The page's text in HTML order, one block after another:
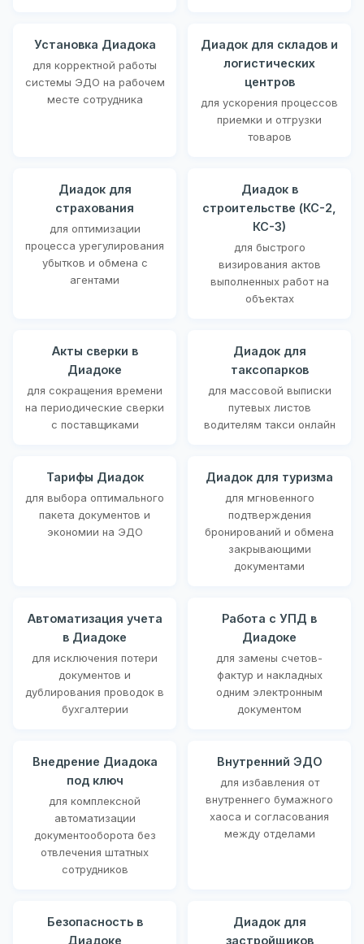
Установка Диадока
для корректной работы
системы ЭДО на рабочем
месте сотрудника
Диадок для складов и
логистических
центров
для ускорения процессов
приемки и отгрузки
товаров
Диадок для
страхования
для оптимизации
процесса урегулирования
убытков и обмена с
агентами
Диадок в
строительстве (КС-2,
КС-3)
для быстрого
визирования актов
выполненных работ на
объектах
Акты сверки в
Диадоке
для сокращения времени
на периодические сверки
с поставщиками
Диадок для
таксопарков
для массовой выписки
путевых листов
водителям такси онлайн
Тарифы Диадок
для выбора оптимального
пакета документов и
экономии на ЭДО
Диадок для туризма
для мгновенного
подтверждения
бронирований и обмена
закрывающими
документами
Автоматизация учета
в Диадоке
для исключения потери
документов и
дублирования проводок в
бухгалтерии
Работа с УПД в
Диадоке
для замены счетов-
фактур и накладных
одним электронным
документом
Внедрение Диадока
под ключ
для комплексной
автоматизации
документооборота без
отвлечения штатных
сотрудников
Внутренний ЭДО
для избавления от
внутреннего бумажного
хаоса и согласования
между отделами
Безопасность в
Диадоке
Диадок для
застройщиков